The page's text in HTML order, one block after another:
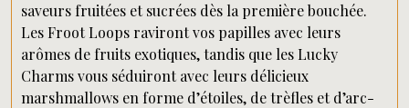
saveurs fruitées et sucrées dès la première bouchée.
Les Froot Loops raviront vos papilles avec leurs
arômes de fruits exotiques, tandis que les Lucky
Charms vous séduiront avec leurs délicieux
marshmallows en forme d’étoiles, de trèfles et d’arc-